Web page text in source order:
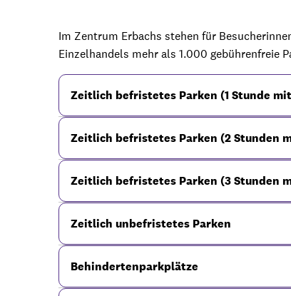
Im Zentrum Erbachs stehen für
Einzelhandels mehr als 1.000 gebührenfreie
Zeitlich befristetes Parken (1 Stunde
Zeitlich befristetes Parken (2 Stunden
Zeitlich befristetes Parken (3 Stunden
Zeitlich unbefristetes Parken
Behindertenparkplätze